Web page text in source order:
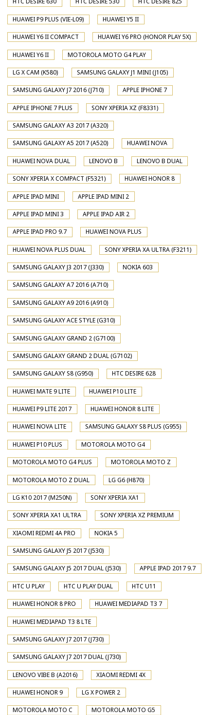
HUAWEI P9 PLUS (VIE-L09) HUAWEI Y5 II
HUAWEI Y6 II COMPACT HUAWEI Y6 PRO (HONOR PLAY 5X)
HUAWEI Y6 II MOTOROLA MOTO G4 PLAY
LG X CAM (K580) SAMSUNG GALAXY J1 MINI (J105)
SAMSUNG GALAXY J7 2016 (J710) APPLE IPHONE 7
APPLE IPHONE 7 PLUS SONY XPERIA XZ (F8331)
SAMSUNG GALAXY A3 2017 (A320)
SAMSUNG GALAXY A5 2017 (A520) HUAWEI NOVA
HUAWEI NOVA DUAL LENOVO B LENOVO B DUAL
SONY XPERIA X COMPACT (F5321) HUAWEI HONOR 8
APPLE IPAD MINI APPLE IPAD MINI 2
APPLE IPAD MINI 3 APPLE IPAD AIR 2
APPLE IPAD PRO 9.7 HUAWEI NOVA PLUS
HUAWEI NOVA PLUS DUAL SONY XPERIA XA ULTRA (F3211)
SAMSUNG GALAXY J3 2017 (J330) NOKIA 603
SAMSUNG GALAXY A7 2016 (A710)
SAMSUNG GALAXY A9 2016 (A910)
SAMSUNG GALAXY ACE STYLE (G310)
SAMSUNG GALAXY GRAND 2 (G7100)
SAMSUNG GALAXY GRAND 2 DUAL (G7102)
SAMSUNG GALAXY S8 (G950) HTC DESIRE 628
HUAWEI MATE 9 LITE HUAWEI P10 LITE
HUAWEI P9 LITE 2017 HUAWEI HONOR 8 LITE
HUAWEI NOVA LITE SAMSUNG GALAXY S8 PLUS (G955)
HUAWEI P10 PLUS MOTOROLA MOTO G4
MOTOROLA MOTO G4 PLUS MOTOROLA MOTO Z
MOTOROLA MOTO Z DUAL LG G6 (H870)
LG K10 2017 (M250N) SONY XPERIA XA1
SONY XPERIA XA1 ULTRA SONY XPERIA XZ PREMIUM
XIAOMI REDMI 4A PRO NOKIA 5
SAMSUNG GALAXY J5 2017 (J530)
SAMSUNG GALAXY J5 2017 DUAL (J530) APPLE IPAD 2017 9.7
HTC U PLAY HTC U PLAY DUAL HTC U11
HUAWEI HONOR 8 PRO HUAWEI MEDIAPAD T3 7
HUAWEI MEDIAPAD T3 8 LTE
SAMSUNG GALAXY J7 2017 (J730)
SAMSUNG GALAXY J7 2017 DUAL (J730)
LENOVO VIBE B (A2016) XIAOMI REDMI 4X
HUAWEI HONOR 9 LG X POWER 2
MOTOROLA MOTO C MOTOROLA MOTO G5